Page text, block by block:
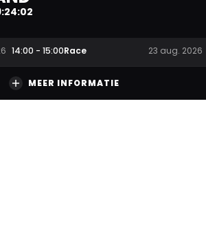
:24:01
14:00 - 15:00Race 23 aug. 2026
MEER INFORMATIE